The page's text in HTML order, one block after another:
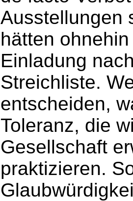
Ausstellungen
hätten
Einladung
Streichliste.
entscheiden,
Toleranz, die
Gesellschaft
praktizieren.